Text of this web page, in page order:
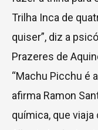
Trilha Inca de
quiser”, diz a
Prazeres de
“Machu Picchu é
afirma Ramon
química, que viaja